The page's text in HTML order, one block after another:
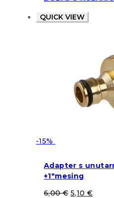
QUICK VIEW
-15%
Adapter s
+1″mesing
6,00€ 5,10 €